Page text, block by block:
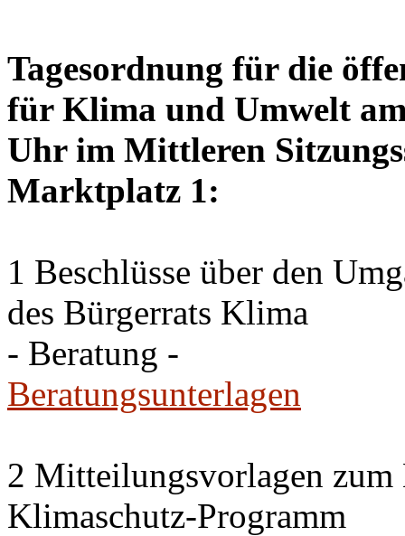
Tagesordnung für die
für Klima und Umwelt
Uhr im Mittleren
Marktplatz 1:
1 Beschlüsse über den
des Bürgerrats Klima
- Beratung -
Beratungsunterlagen
2 Mitteilungsvorlagen zum
Klimaschutz-Programm